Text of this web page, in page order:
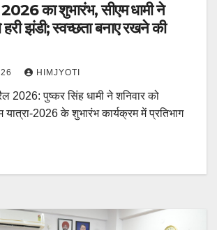
2026 का शुभारंभ, सीएम धामी ने
हरी झंडी; स्वच्छता बनाए रखने की
HIMJYOTI
पुष्कर सिंह धामी ने शनिवार को
2026 के शुभारंभ कार्यक्रम में प्रतिभाग